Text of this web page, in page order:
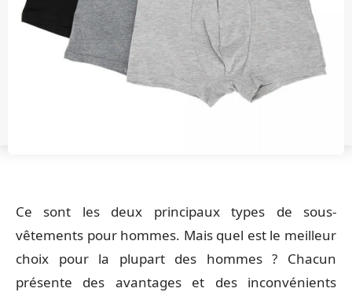
Ce sont les deux principaux types de sous-
vêtements pour hommes. Mais quel est le meilleur
choix pour la plupart des hommes ? Chacun
présente des avantages et des inconvénients